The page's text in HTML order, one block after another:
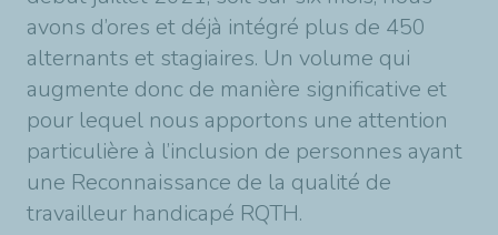
avons d’ores et déjà intégré plus de 450
alternants et stagiaires. Un volume qui
augmente donc de manière significative et
pour lequel nous apportons une attention
particulière à l’inclusion de personnes ayant
une Reconnaissance de la qualité de
travailleur handicapé RQTH.